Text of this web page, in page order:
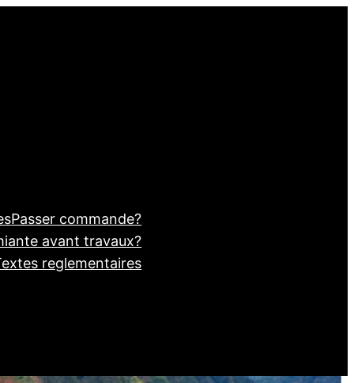
Passer commande?
avant travaux?
reglementaires